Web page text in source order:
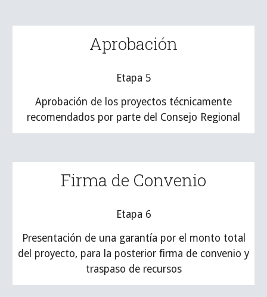
Aprobación
Etapa 5
Aprobación de los proyectos técnicamente
recomendados por parte del Consejo Regional
Firma de Convenio
Etapa 6
Presentación de una garantía por el monto total
del proyecto, para la posterior firma de convenio y
traspaso de recursos